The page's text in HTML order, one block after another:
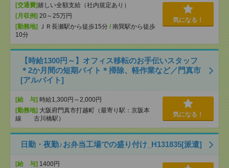
[交通費]嬉しい全額支給（社内規定あり）
[月収例] 20～25万円
[勤務地]
ＪＲ長瀬駅から徒歩15分 / 南巽駅から徒歩
10分
気になる！
【時給1300円～】オフィス移転のお手伝いスタッフ
＊2か月間の短期バイト＊掃除、軽作業など／門真市
[アルバイト]
[給 与] 時給1,300円～2,000円
[勤務地] 大阪府門真市打越町（最寄り駅：京阪本
線 古川橋駅）
気になる！
日勤・夜勤♪お弁当工場での盛り付け_H131835[派遣]
[給 与] 1400円